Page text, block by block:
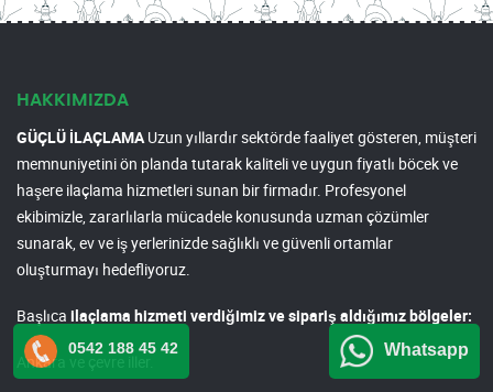
HAKKIMIZDA
GÜÇLÜ İLAÇLAMAUzun yıllardır sektörde faaliyet gösteren, müşteri
memnuniyetini ön planda tutarak kaliteli ve uygun fiyatlı böcek ve
haşere ilaçlama hizmetleri sunan bir firmadır. Profesyonel
ekibimizle, zararlılarla mücadele konusunda uzman çözümler
sunarak, ev ve iş yerlerinizde sağlıklı ve güvenli ortamlar
oluşturmayı hedefliyoruz.
Başlıca ilaçlama hizmeti verdiğimiz ve sipariş aldığımız bölgeler:
Ankara ve çevre iller.
0542 188 45 42 Whatsapp